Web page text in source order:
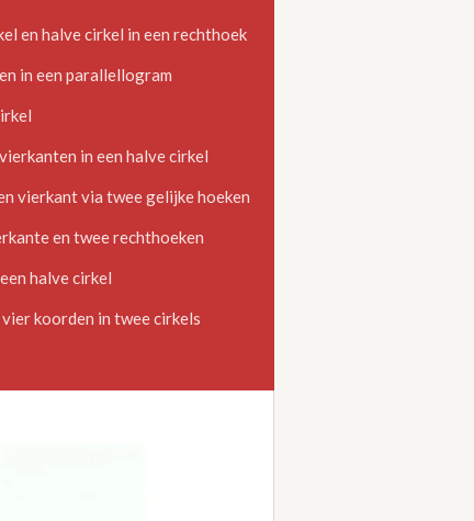
en halve cirkel in een rechthoek
in een parallellogram
in een halve cirkel
vierkant via twee gelijke hoeken
en twee rechthoeken
halve cirkel
koorden in twee cirkels